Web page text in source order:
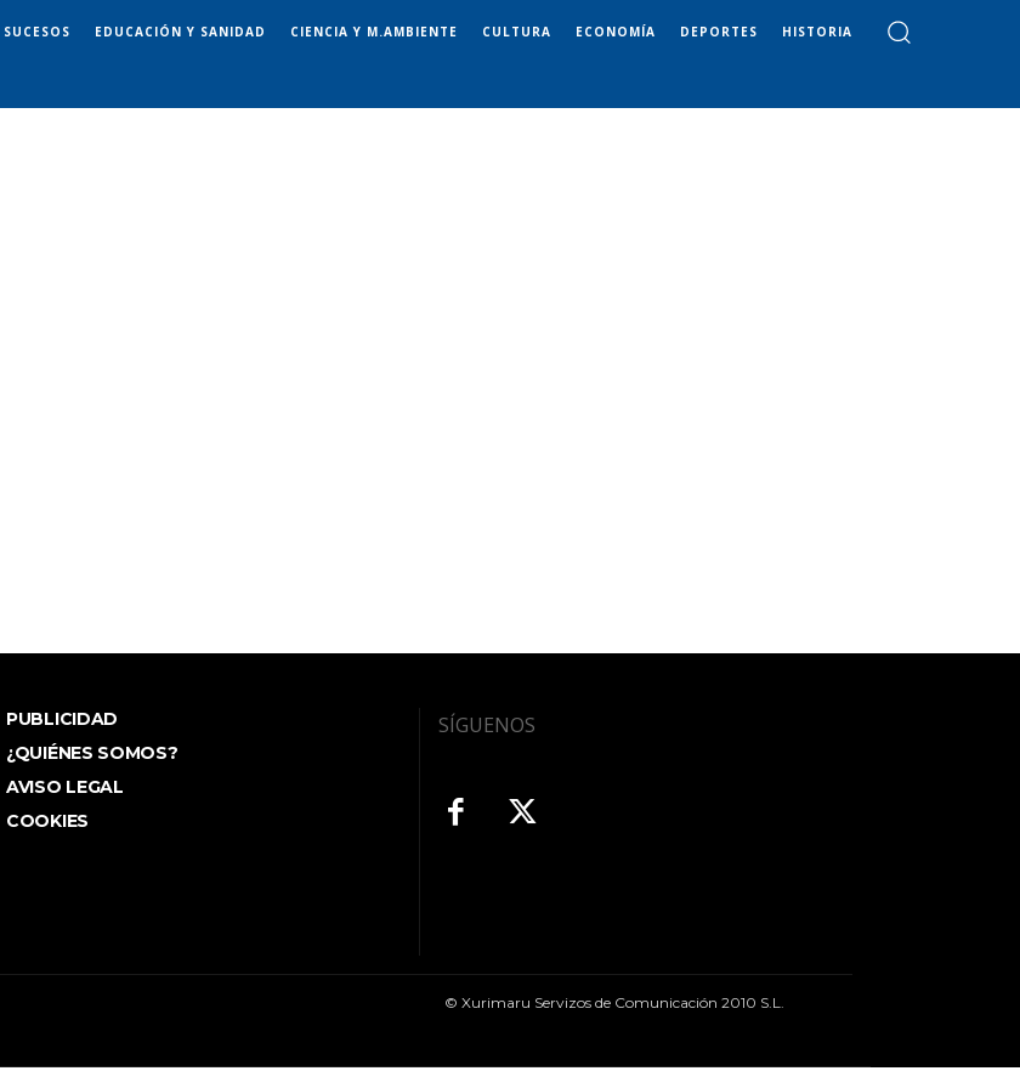
SUCESOS EDUCACIÓN Y SANIDAD CIENCIA Y M.AMBIENTE CULTURA ECONOMÍA DEPORTES HISTORIA
PUBLICIDAD
¿QUIÉNES SOMOS?
AVISO LEGAL
COOKIES
SÍGUENOS
© Xurimaru Servizos de Comunicación 2010 S.L.